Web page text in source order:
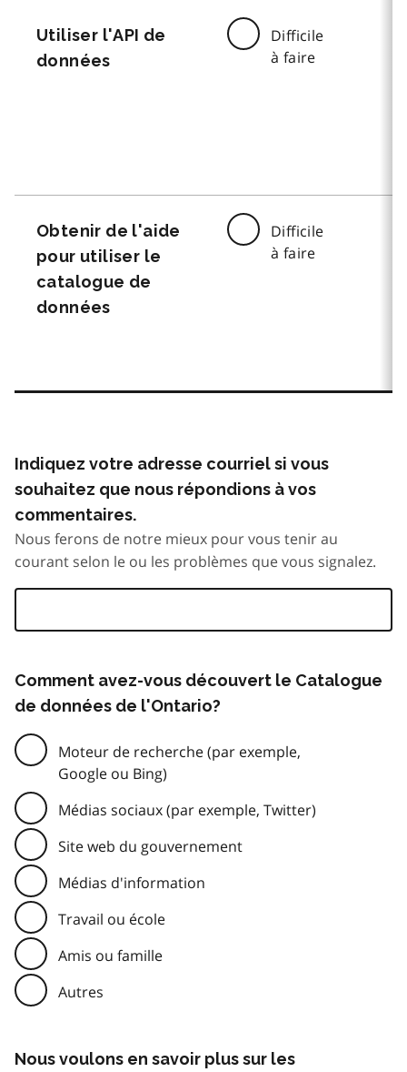
Utiliser l'API de
données
Difficile
à faire
Obtenir de l'aide
pour utiliser le
catalogue de
données
Difficile
à faire
Indiquez votre adresse courriel si vous
souhaitez que nous répondions à vos
commentaires.
Nous ferons de notre mieux pour vous tenir au
courant selon le ou les problèmes que vous signalez.
Comment avez-vous découvert le Catalogue
de données de l'Ontario?
Moteur de recherche (par exemple,
Google ou Bing)
Médias sociaux (par exemple, Twitter)
Site web du gouvernement
Médias d'information
Travail ou école
Amis ou famille
Autres
Nous voulons en savoir plus sur les